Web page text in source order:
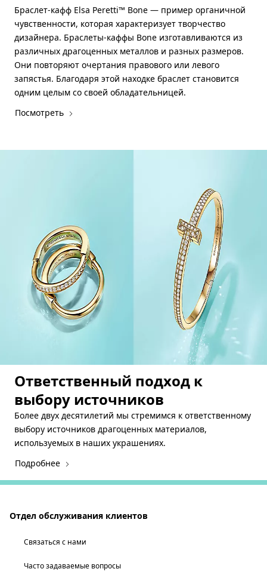
Браслет-кафф Elsa Peretti™ Bone — пример органичной
чувственности, которая характеризует творчество
дизайнера. Браслеты-каффы Bone изготавливаются из
различных драгоценных металлов и разных размеров.
Они повторяют очертания правового или левого
запястья. Благодаря этой находке браслет становится
одним целым со своей обладательницей.
Посмотреть
Ответственный подход к
выбору источников
Более двух десятилетий мы стремимся к ответственному
выбору источников драгоценных материалов,
используемых в наших украшениях.
Подробнее
Отдел обслуживания клиентов
Связаться с нами
Часто задаваемые вопросы